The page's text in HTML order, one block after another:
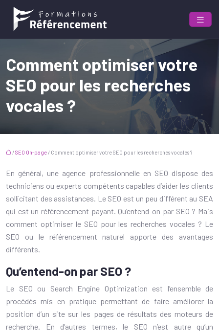
Comment optimiser votre
SEO pour les recherches
vocales ?
/SEO On-page/ Comment optimiser votre SEO pour les recherches vocales ?
En général, une agence professionnelle en SEO dispose des
techniciens ou experts compétents capables d’aider les clients
sollicitant des assistances. Le SEO est un peu différent au SEA
qui est un référencement payant. Qu’entend-on par SEO ? Mais
comment optimiser le SEO pour les recherches vocales ? Le
SEO ou le référencement naturel apporte des avantages
différents.
Qu’entend-on par SEO ?
Le SEO ou Search Engine Optimization est l’ensemble de
procédés mis en pratique permettant de faire améliorer la
position d’un site sur les pages de résultats des moteurs de
recherche. En d’autres termes, le SEO n’est autre qu’un